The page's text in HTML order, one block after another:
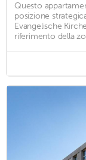
Questo
posizione
Evangelische
riferimento della